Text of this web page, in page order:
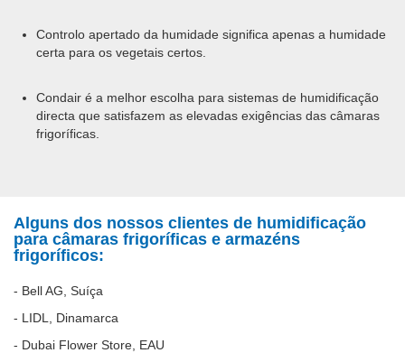
Controlo apertado da humidade significa apenas a humidade
certa para os vegetais certos.
Condair é a melhor escolha para sistemas de humidificação
directa que satisfazem as elevadas exigências das câmaras
frigoríficas.
Alguns dos nossos clientes de humidificação
para câmaras frigoríficas e armazéns
frigoríficos:
- Bell AG, Suíça
- LIDL, Dinamarca
- Dubai Flower Store, EAU